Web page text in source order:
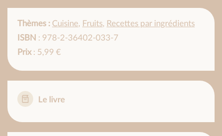
Thèmes : Cuisine, Fruits, Recettes par ingrédients
ISBN : 978-2-36402-033-7
Prix: 5,99 €
Le livre